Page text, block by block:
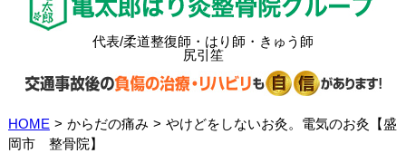
代表/柔道整復師・はり師・きゅう師
尻引笙
HOME > からだの痛み > やけどをしないお灸。電気のお灸【盛
岡市 整骨院】